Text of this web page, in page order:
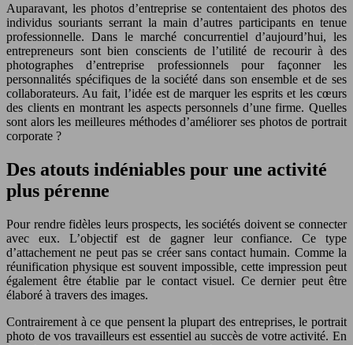
Auparavant, les photos d’entreprise se contentaient des photos des
individus souriants serrant la main d’autres participants en tenue
professionnelle. Dans le marché concurrentiel d’aujourd’hui, les
entrepreneurs sont bien conscients de l’utilité de recourir à des
photographes d’entreprise professionnels pour façonner les
personnalités spécifiques de la société dans son ensemble et de ses
collaborateurs. Au fait, l’idée est de marquer les esprits et les cœurs
des clients en montrant les aspects personnels d’une firme. Quelles
sont alors les meilleures méthodes d’améliorer ses photos de portrait
corporate ?
Des atouts indéniables pour une activité
plus pérenne
Pour rendre fidèles leurs prospects, les sociétés doivent se connecter
avec eux. L’objectif est de gagner leur confiance. Ce type
d’attachement ne peut pas se créer sans contact humain. Comme la
réunification physique est souvent impossible, cette impression peut
également être établie par le contact visuel. Ce dernier peut être
élaboré à travers des images.
Contrairement à ce que pensent la plupart des entreprises, le portrait
photo de vos travailleurs est essentiel au succès de votre activité. En